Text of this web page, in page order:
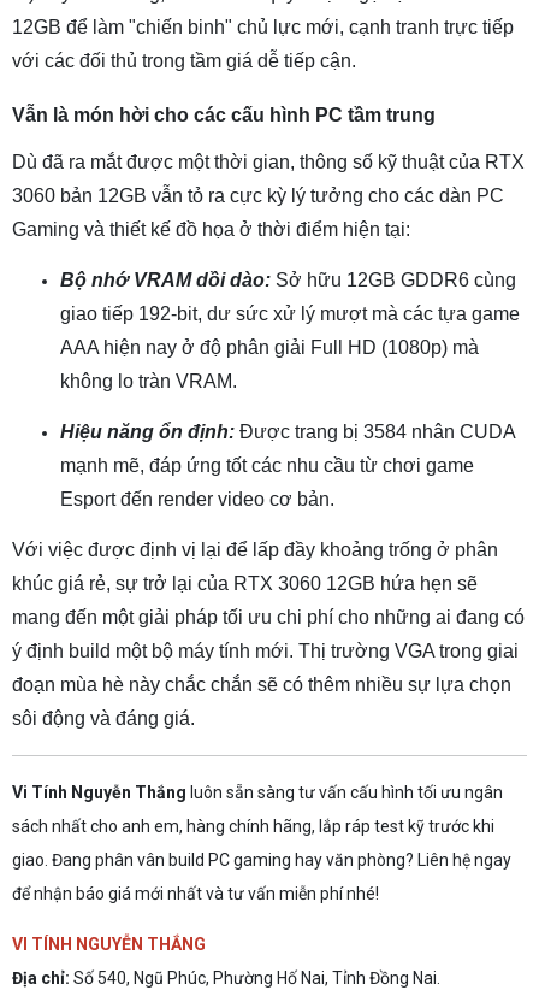
12GB để làm "chiến binh" chủ lực mới, cạnh tranh trực tiếp
với các đối thủ trong tầm giá dễ tiếp cận.
Vẫn là món hời cho các cấu hình PC tầm trung
Dù đã ra mắt được một thời gian, thông số kỹ thuật của RTX
3060 bản 12GB vẫn tỏ ra cực kỳ lý tưởng cho các dàn PC
Gaming và thiết kế đồ họa ở thời điểm hiện tại:
Bộ nhớ VRAM dồi dào: Sở hữu 12GB GDDR6 cùng
giao tiếp 192-bit, dư sức xử lý mượt mà các tựa game
AAA hiện nay ở độ phân giải Full HD (1080p) mà
không lo tràn VRAM.
Hiệu năng ổn định: Được trang bị 3584 nhân CUDA
mạnh mẽ, đáp ứng tốt các nhu cầu từ chơi game
Esport đến render video cơ bản.
Với việc được định vị lại để lấp đầy khoảng trống ở phân
khúc giá rẻ, sự trở lại của RTX 3060 12GB hứa hẹn sẽ
mang đến một giải pháp tối ưu chi phí cho những ai đang có
ý định build một bộ máy tính mới. Thị trường VGA trong giai
đoạn mùa hè này chắc chắn sẽ có thêm nhiều sự lựa chọn
sôi động và đáng giá.
Vi Tính Nguyễn Thắng luôn sẵn sàng tư vấn cấu hình tối ưu ngân
sách nhất cho anh em, hàng chính hãng, lắp ráp test kỹ trước khi
giao. Đang phân vân build PC gaming hay văn phòng? Liên hệ ngay
để nhận báo giá mới nhất và tư vấn miễn phí nhé!
VI TÍNH NGUYỄN THẮNG
Địa chỉ: Số 540, Ngũ Phúc, Phường Hố Nai, Tỉnh Đồng Nai.